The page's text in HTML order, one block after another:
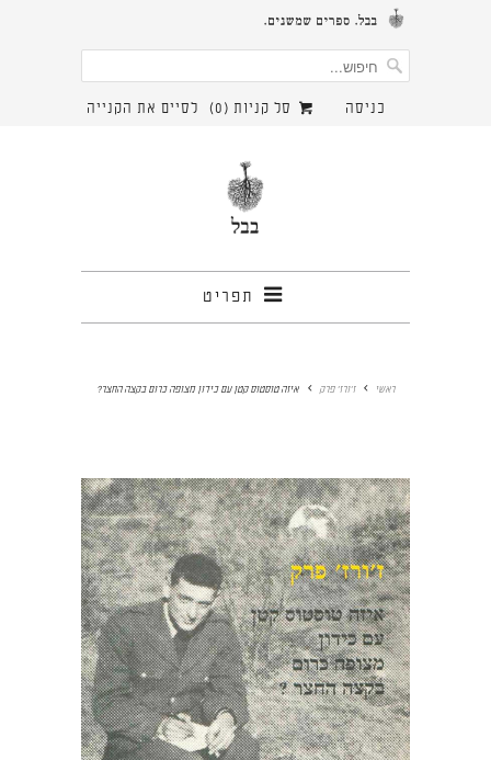
כניסה לסיים את הקנייה סל קניות ( 0
)
תפריט
ראשי ז'ורז' פרק איזה טוסטוס קטן עם כידון מצופה כרום בקצה החצר?